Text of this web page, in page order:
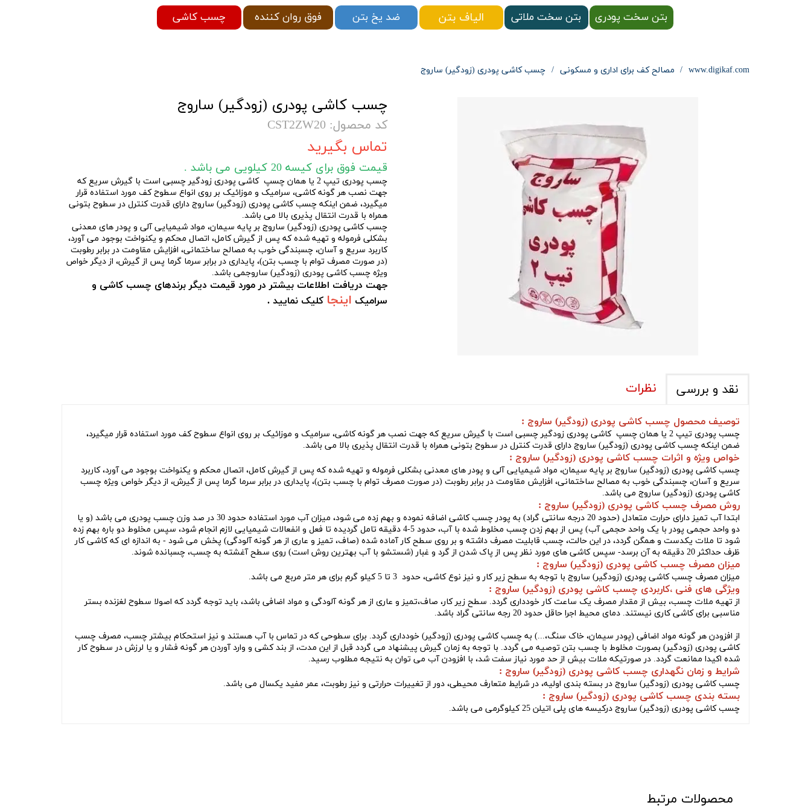
www.digikaf.com مصالح کف برای اداری و مسکونی چسب کاشی پودری (زودگیر) ساروج
چسب کاشی پودری (زودگیر) ساروج
کد محصول: CST2ZW20
تماس بگیرید
قیمت فوق برای کیسه 20 کیلویی می باشد .
چسب پودری تیپ 2 یا همان چسپ کاشی پودری زودگیر چسبی است با گیرش سریع که
جهت نصب هر گونه کاشی، سرامیک و موزائیک بر روی انواع سطوح کف مورد استفاده قرار
میگیرد، ضمن اینکه چسب کاشی پودری (زودگیر) ساروج دارای قدرت کنترل در سطوح بتونی
همراه با قدرت انتقال پذیری بالا می باشد.
چسب کاشی پودری (زودگیر) ساروج بر پایه سیمان، مواد شیمیایی آلی و پودر های معدنی
بشکلی فرموله و تهیه شده که پس از گیرش کامل، اتصال محکم و یکنواخت بوجود می آورد،
کاربرد سریع و آسان، چسبندگی خوب به مصالح ساختمانی، افزایش مقاومت در برابر رطوبت
(در صورت مصرف توام با چسب بتن)، پایداری در برابر سرما گرما پس از گیرش، از دیگر خواص
ویژه چسب کاشی پودری (زودگیر) ساروجمی باشد.
جهت دریافت اطلاعات بیشتر در مورد قیمت دیگر برندهای چسب کاشی و
سرامیک اینجا کلیک نمایید .
نقد و بررسی نظرات
توصیف محصول چسب کاشی پودری (زودگیر) ساروج :
چسب پودری تیپ 2 یا همان چسپ کاشی پودری زودگیر چسبی است با گیرش سریع که جهت نصب هر گونه کاشی، سرامیک و موزائیک بر روی انواع سطوح کف مورد استفاده قرار میگیرد،
ضمن اینکه چسب کاشی پودری (زودگیر) ساروج دارای قدرت کنترل در سطوح بتونی همراه با قدرت انتقال پذیری بالا می باشد.
خواص ویژه و اثرات چسب کاشی پودری (زودگیر) ساروج :
چسب کاشی پودری (زودگیر) ساروج بر پایه سیمان، مواد شیمیایی آلی و پودر های معدنی بشکلی فرموله و تهیه شده که پس از گیرش کامل، اتصال محکم و یکنواخت بوجود می آورد، کاربرد
سریع و آسان، چسبندگی خوب به مصالح ساختمانی، افزایش مقاومت در برابر رطوبت (در صورت مصرف توام با چسب بتن)، پایداری در برابر سرما گرما پس از گیرش، از دیگر خواص ویژه چسب
کاشی پودری (زودگیر) ساروج می باشد.
روش مصرف چسب کاشی پودری (زودگیر) ساروج :
ابتدا آب تمیز دارای حرارت متعادل (حدود 20 درجه سانتی گراد) به پودر چسب کاشی اضافه نموده و بهم زده می شود، میزان آب مورد استفاده حدود 30 در صد وزن چسب پودری می باشد (و یا
دو واحد حجمی پودر با یک واحد حجمی آب) پس از بهم زدن چسب مخلوط شده با آب، حدود 5-4 دقیقه تامل گردیده تا فعل و انفعالات شیمیایی لازم انجام شود، سپس مخلوط دو باره بهم زده
شود تا ملات یکدست و همگن گردد، در این حالت، چسب قابلیت مصرف داشته و بر روی سطح کار آماده شده (صاف، تمیز و عاری از هر گونه آلودگی) پخش می شود - به اندازه ای که کاشی کار
ظرف حداکثر 20 دقیقه به آن برسد- سپس کاشی های مورد نظر پس از پاک شدن از گرد و غبار (شستشو با آب بهترین روش است) روی سطح آغشته به چسب، چسبانده شوند.
میزان مصرف چسب کاشی پودری (زودگیر) ساروج :
میزان مصرف چسب کاشی پودری (زودگیر) ساروج با توجه به سطح زیر کار و نیز نوع کاشی، حدود 3 تا 5 کیلو گرم برای هر متر مربع می باشد.
ویژگی های فنی ،کاربردی چسب کاشی پودری (زودگیر) ساروج :
از تهیه ملات چسب، بیش از مقدار مصرف یک ساعت کار خودداری گردد. سطح زیر کار، صاف،تمیز و عاری از هر گونه آلودگی و مواد اضافی باشد، باید توجه گردد که اصولا سطوح لغزنده بستر
مناسبی برای کاشی کاری نیستند. دمای محیط اجرا حاقل حدود 20 رجه سانتی گراد باشد.
از افزودن هر گونه مواد اضافی (پودر سیمان، خاک سنگ،...) به چسب کاشی پودری (زودگیر) خودداری گردد. برای سطوحی که در تماس با آب هستند و نیز استحکام بیشتر چسب، مصرف چسب
کاشی پودری (زودگیر)بصورت مخلوط با چسب بتن توصیه می گردد. با توجه به زمان گیرش پیشنهاد می گردد قبل از این مدت، از بند کشی و وارد آوردن هر گونه فشار و یا لرزش در سطوح کار
شده اکیدا ممانعت گردد. در صورتیکه ملات بیش از حد مورد نیاز سفت شد، با افزودن آب می توان به نتیجه مطلوب رسید.
شرایط و زمان نگهداری چسب کاشی پودری (زودگیر) ساروج :
چسب کاشی پودری (زودگیر) ساروج در بسته بندی اولیه، در شرایط متعارف محیطی، دور از تغییرات حرارتی و نیز رطوبت، عمر مفید یکسال می باشد.
بسته بندی چسب کاشی پودری (زودگیر) ساروج :
چسب کاشی پودری (زودگیر) ساروج درکیسه های پلی اتیلن 25 کیلوگرمی می باشد.
بتن سخت پودری بتن سخت ملاتی الیاف بتن چسب کاشی فوق روان کننده ضد یخ بتن
محصولات مرتبط